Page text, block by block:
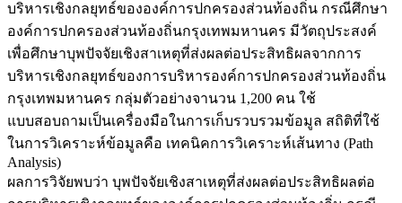
บริหารเชิงกลยุทธ์ขององค์การปกครองส่วนท้องถิ่น กรณีศึกษา
องค์การปกครองส่วนท้องถิ่นกรุงเทพมหานคร มีวัตถุประสงค์
เพื่อศึกษาบุพปัจจัยเชิงสาเหตุที่ส่งผลต่อประสิทธิผลจากการ
บริหารเชิงกลยุทธ์ของการบริหารองค์การปกครองส่วนท้องถิ่น
กรุงเทพมหานคร กลุ่มตัวอย่างจานวน 1,200 คน ใช้
แบบสอบถามเป็นเครื่องมือในการเก็บรวบรวมข้อมูล สถิติที่ใช้
ในการวิเคราะห์ข้อมูลคือ เทคนิคการวิเคราะห์เส้นทาง (Path
Analysis)
ผลการวิจัยพบว่า บุพปัจจัยเชิงสาเหตุที่ส่งผลต่อประสิทธิผลต่อ